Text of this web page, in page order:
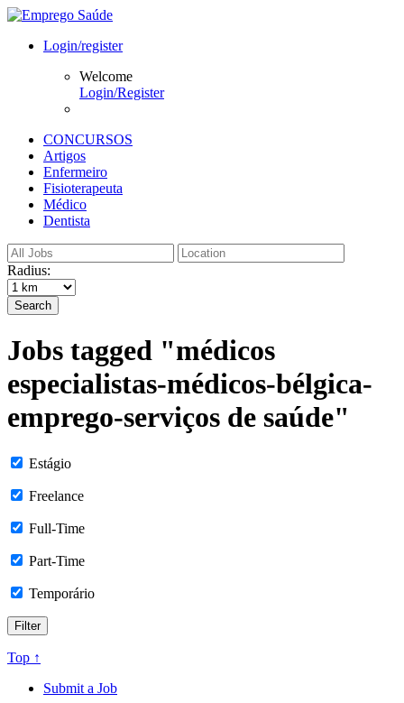
Login/register
Welcome
Login/Register
CONCURSOS
Artigos
Enfermeiro
Fisioterapeuta
Médico
Dentista
Radius:
Search
Jobs tagged "médicos
especialistas-médicos-bélgica-
emprego-serviços de saúde"
Estágio
Freelance
Full-Time
Part-Time
Temporário
Top ↑
Submit a Job